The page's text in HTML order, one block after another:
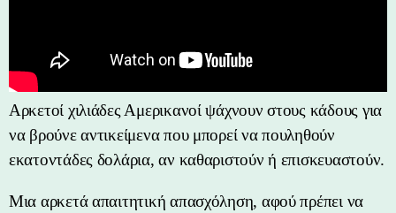
Αρκετοί χιλιάδες Αμερικανοί ψάχνουν στους κάδους για
να βρούνε αντικείμενα που μπορεί να πουληθούν
εκατοντάδες δολάρια, αν καθαριστούν ή επισκευαστούν.
Μια αρκετά απαιτητική απασχόληση, αφού πρέπει να